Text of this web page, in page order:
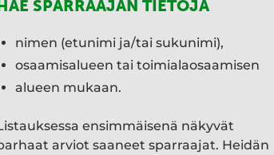
SPARRAAJAN TIETOJA
nimen (etunimi ja/tai sukunimi),
osaamisalueen tai toimialaosaamisen
alueen mukaan.
ensimmäisenä näkyvät
arviot saaneet sparraajat. Heidän